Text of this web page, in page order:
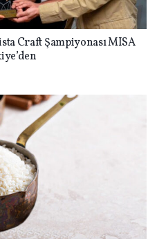
Craft Şampiyonası MISA